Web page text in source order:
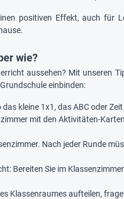
positiven Effekt, auch für
wie?
aussehen? Mit unseren
einbinden:
kleine 1x1, das ABC oder
mit den Aktivitäten-
Nach jeder Runde
Bereiten Sie im
Klassenraumes aufteilen,